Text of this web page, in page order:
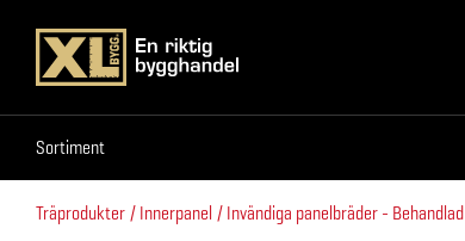
Sortiment
Sortiment
Träprodukter Innerpanel Invändiga panelbräder - Behandlad